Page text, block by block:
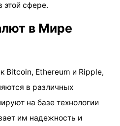
этой сфере.
в Мире
Bitcoin, Ethereum и Ripple,
в различных
на базе технологии
им надежность и